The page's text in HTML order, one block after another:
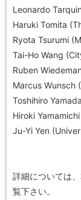
Leonardo
Haruki Tomita
Ryota Tsurumi
Tai-Ho Wang
Ruben
Marcus Wunsch
Toshihiro
Hiroki
Ju-Yi Yen
詳細については
覧下さい。